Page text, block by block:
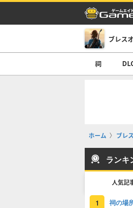
ブレス
祠
ホーム ブレ
ランキ
人気記
1 祠の場